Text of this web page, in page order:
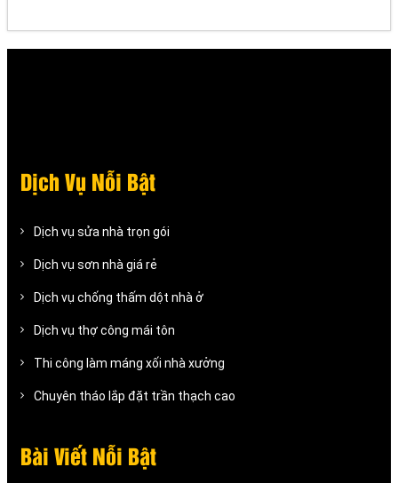
Dịch Vụ Nỗi Bật
Dịch vụ sửa nhà trọn gói
Dịch vụ sơn nhà giá rẻ
Dịch vụ chống thấm dột nhà ở
Dịch vụ thợ công mái tôn
Thi công làm máng xối nhà xưởng
Chuyên tháo lắp đặt trần thạch cao
Bài Viết Nỗi Bật